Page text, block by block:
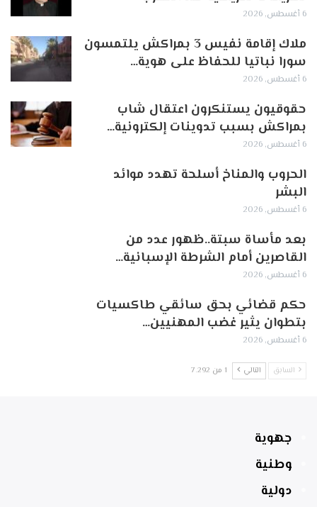
6 أغسطس, 2026
ملاك إقامة نفيس 3 بمراكش يلتمسون
سورا نباتيا للحفاظ على هوية…
6 أغسطس, 2026
حقوقيون يستنكرون اعتقال شاب
بمراكش بسبب تدوينات إلكترونية…
6 أغسطس, 2026
الحروب والمناخ أسلحة تهدد موائد
البشر
6 أغسطس, 2026
بعد مأساة سبتة..ظهور عدد من
القاصرين أمام الشرطة الإسبانية…
6 أغسطس, 2026
حكم قضائي بحق سائقي طاكسيات
بتطوان يثير غضب المهنيين…
6 أغسطس, 2026
السابق التالي 1 من 7٬292
جهوية
وطنية
دولية